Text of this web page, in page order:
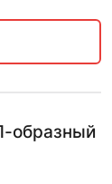
образный